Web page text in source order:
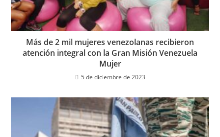
Más de 2 mil mujeres venezolanas recibieron
atención integral con la Gran Misión Venezuela
Mujer
5 de diciembre de 2023